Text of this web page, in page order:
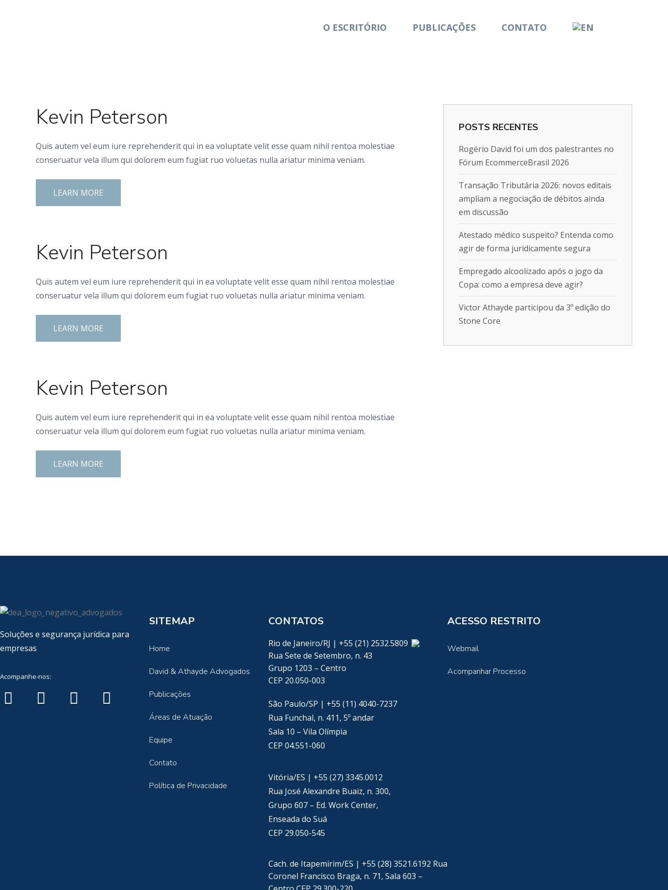
O ESCRITÓRIO PUBLICAÇÕES CONTATO
Kevin Peterson
Quis autem vel eum iure reprehenderit qui in ea voluptate velit esse quam nihil rentoa molestiae
conseruatur vela illum qui dolorem eum fugiat ruo voluetas nulla ariatur minima veniam.
LEARN MORE
Kevin Peterson
Quis autem vel eum iure reprehenderit qui in ea voluptate velit esse quam nihil rentoa molestiae
conseruatur vela illum qui dolorem eum fugiat ruo voluetas nulla ariatur minima veniam.
LEARN MORE
Kevin Peterson
Quis autem vel eum iure reprehenderit qui in ea voluptate velit esse quam nihil rentoa molestiae
conseruatur vela illum qui dolorem eum fugiat ruo voluetas nulla ariatur minima veniam.
LEARN MORE
POSTS RECENTES
Rogério David foi um dos palestrantes no
Fórum EcommerceBrasil 2026
Transação Tributária 2026: novos editais
ampliam a negociação de débitos ainda
em discussão
Atestado médico suspeito? Entenda como
agir de forma juridicamente segura
Empregado alcoolizado após o jogo da
Copa: como a empresa deve agir?
Victor Athayde participou da 3º edição do
Stone Core
Soluções e segurança jurídica para
empresas
Acompanhe-nos:
SITEMAP
Home
David & Athayde Advogados
Publicações
Áreas de Atuação
Equipe
Contato
Política de Privacidade
CONTATOS
Rio de Janeiro/RJ | +55 (21) 2532.5809
Rua Sete de Setembro, n. 43
Grupo 1203 – Centro
CEP 20.050-003
São Paulo/SP | +55 (11) 4040-7237
Rua Funchal, n. 411, 5º andar
Sala 10 – Vila Olímpia
CEP 04.551-060
Vitória/ES | +55 (27) 3345.0012
Rua José Alexandre Buaiz, n. 300,
Grupo 607 – Ed. Work Center,
Enseada do Suá
CEP 29.050-545
Cach. de Itapemirim/ES | +55 (28) 3521.6192 Rua
Coronel Francisco Braga, n. 71, Sala 603 –
ACESSO RESTRITO
Webmail
Acompanhar Processo